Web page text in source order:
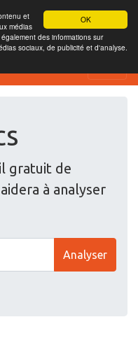
OK
et
médias
des informations sur
sociaux, de publicité et d'analyse.
gratuit de
à analyser
Analyser